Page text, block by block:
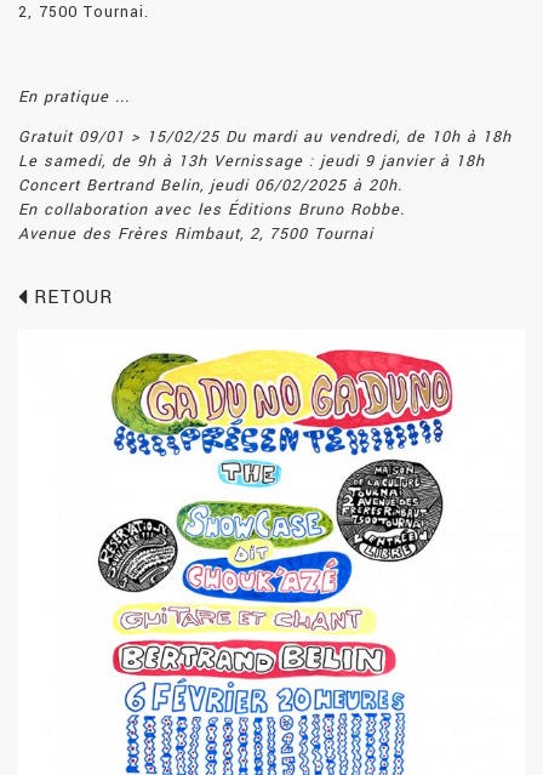
2, 7500 Tournai.
En pratique ...
Gratuit 09/01 > 15/02/25 Du mardi au vendredi, de 10h à 18h
Le samedi, de 9h à 13h Vernissage : jeudi 9 janvier à 18h
Concert Bertrand Belin, jeudi 06/02/2025 à 20h.
En collaboration avec les Éditions Bruno Robbe.
Avenue des Frères Rimbaut, 2, 7500 Tournai
RETOUR